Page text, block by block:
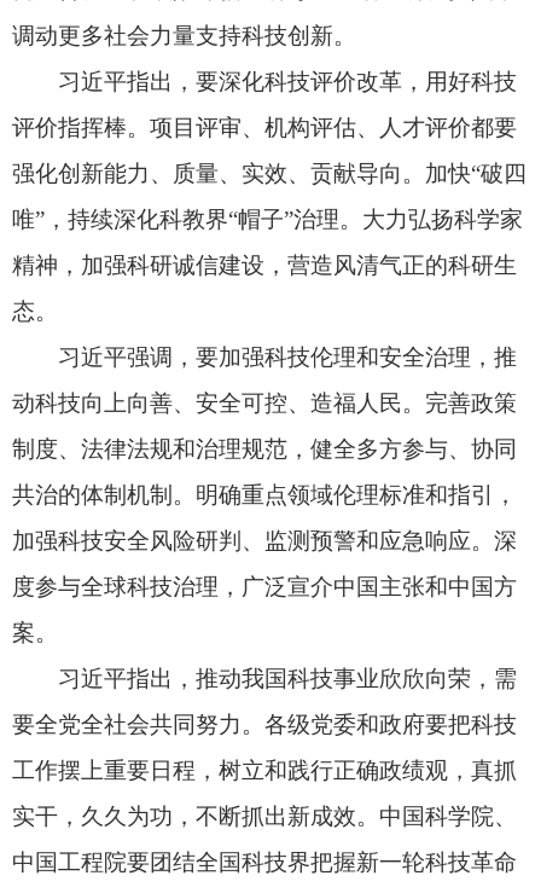
中央党政军群有关部门主要负责同志，中央科
技委员会委员，国家科学技术奖励委员会委员，各
省区市和计划单列市、新疆生产建设兵团有关负责
同志，国家科学技术奖获奖代表，两院院士、部分
外籍院士，中国科协第十一次全国代表大会代表等
2025年度国家科学技术奖共评选出258个项目
和11名科技专家。其中，国家最高科学技术奖2
人；国家自然科学奖51项，其中一等奖3项、二等
奖48项；国家技术发明奖58项，其中一等奖3项、
二等奖55项；国家科学技术进步奖149项，其中特
国专家中华人民共和国国际科学技术合作奖。
责任编辑：高兰